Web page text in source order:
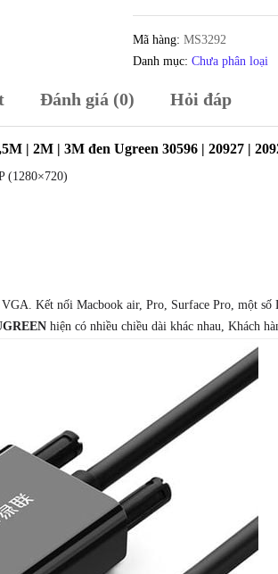
to
VGA
1.5M
2M
UGREEN
Mã hàng: MS3292
Danh mục: Chưa phân loại
Đánh giá (0) Hỏi đáp
| 2M | 3M đen Ugreen 30596 | 20927 |
(1280×720)
Kết nối Macbook air, Pro, Surface Pro, một
hiện có nhiều chiều dài khác nhau, Khách